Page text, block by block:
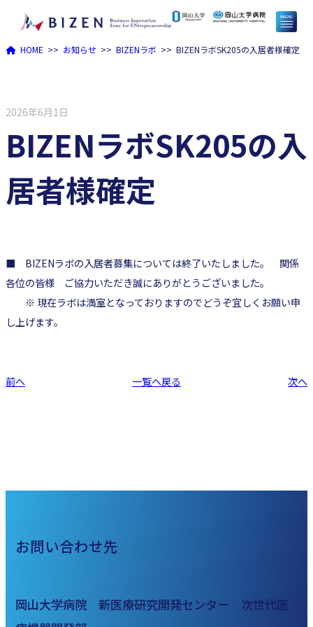
を
ッ
プ
HOME お知らせ BIZENラボ BIZENラボSK205の入居者様確定
2026年6月1日
BIZENラボSK205の入
居者様確定
■ BIZENラボの入居者募集については終了いたしました。 関係
各位の皆様 ご協力いただき誠にありがとうございました。
※ 現在ラボは満室となっておりますのでどうぞ宜しくお願い申
し上げます。
前へ 一覧へ戻る 次へ
お問い合わせ先
岡山大学病院 新医療研究開発センター 次世代医